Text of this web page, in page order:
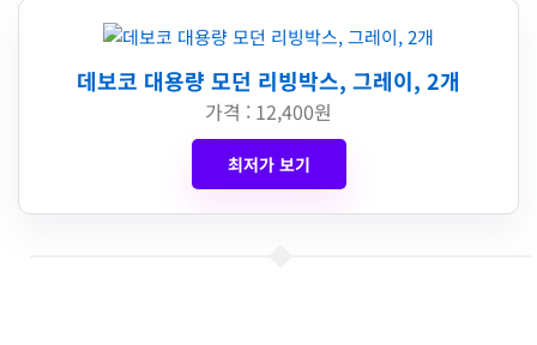
데보코 대용량 모던 리빙박스, 그레이, 2개
가격 : 12,400원
최저가 보기